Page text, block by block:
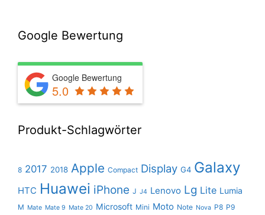
Google Bewertung
Google Bewertung
5.0
Produkt-Schlagwörter
8 2017 2018 Apple Compact Display G4 Galaxy
HTC Huawei iPhone J J4 Lenovo Lg Lite Lumia
M Mate Mate 9 Mate 20 Microsoft Mini Moto Note Nova P8 P9